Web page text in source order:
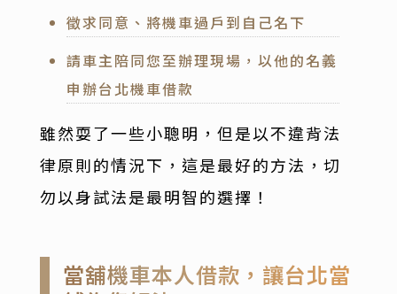
徵求同意、將機車過戶到自己名下
請車主陪同您至辦理現場，以他的名義
申辦台北機車借款
雖然耍了一些小聰明，但是以不違背法
律原則的情況下，這是最好的方法，切
勿以身試法是最明智的選擇！
當舖機車本人借款，讓台北當